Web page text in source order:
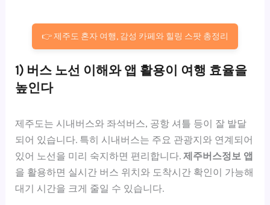
👉 제주도 혼자 여행, 감성 카페와 힐링 스팟 총정리
1) 버스 노선 이해와 앱 활용이 여행 효율을
높인다
제주도는 시내버스와 좌석버스, 공항 셔틀 등이 잘 발달
되어 있습니다. 특히 시내버스는 주요 관광지와 연계되어
있어 노선을 미리 숙지하면 편리합니다.제주버스정보 앱
을 활용하면 실시간 버스 위치와 도착시간 확인이 가능해
대기 시간을 크게 줄일 수 있습니다.